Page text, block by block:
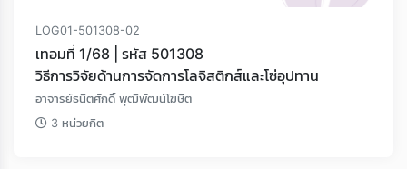
LOG01-501308-02
เทอมที่ 1/68 | รหัส 501308
วิธีการวิจัยด้านการจัดการโลจิสติกส์และโซ่อุปทาน
อาจารย์ธนิตศักดิ์ พุฒิพัฒน์โฆษิต
3 หน่วยกิต